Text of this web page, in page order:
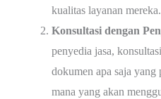
kualitas layanan mereka.
Konsultasi dengan
penyedia jasa,
dokumen apa saja yang
mana yang akan